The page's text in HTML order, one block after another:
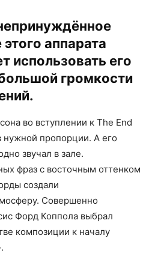
этого аппарата
использовать его
громкости
во вступлении к The End
нужной пропорции. А его
звучал в зале.
фраз с восточным оттенком
создали
Совершенно
Форд Коппола выбрал
композиции к началу